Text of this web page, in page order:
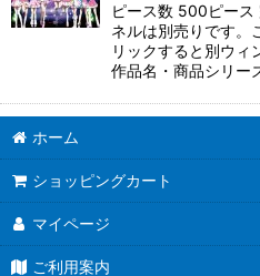
ピース数 500ピー
ネルは別売りです。
リックすると別ウィ
作品名・商品シリ
ホーム
ショッピングカート
マイページ
ご利用案内